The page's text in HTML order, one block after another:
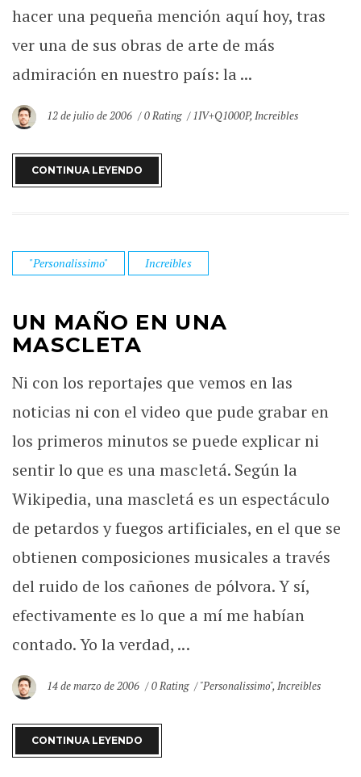
hacer una pequeña mención aquí hoy, tras
ver una de sus obras de arte de más
admiración en nuestro país: la ...
12 de julio de 2006 0 Rating 1IV+Q1000P,Increibles
CONTINUA LEYENDO
"Personalissimo" Increibles
UN MAÑO EN UNA
MASCLETA
Ni con los reportajes que vemos en las
noticias ni con el video que pude grabar en
los primeros minutos se puede explicar ni
sentir lo que es una mascletá. Según la
Wikipedia, una mascletá es un espectáculo
de petardos y fuegos artificiales, en el que se
obtienen composiciones musicales a través
del ruido de los cañones de pólvora. Y sí,
efectivamente es lo que a mí me habían
contado. Yo la verdad, ...
14 de marzo de 2006 0 Rating "Personalissimo",Increibles
CONTINUA LEYENDO